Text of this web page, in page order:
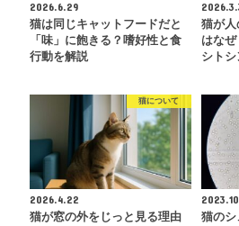
2026.6.29
猫は同じキャットフードだと
「味」に飽きる？嗜好性と食
行動を解説
猫が人
はな
シト
猫について
2026.4.22
猫が窓の外をじっと見る理由
猫のシ